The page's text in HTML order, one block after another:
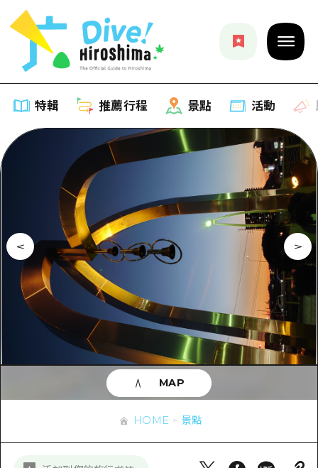
特輯 推薦行程 景點 活動
特輯
推薦
藝術
活動·廟會
美食·酒水
購物
運動
夜晚生活
推薦行程
列表
Dive! Hiroshima 官方向導
廣島隨意旅行
廣島市內
安芸
答對了
景點
列表
廣島市內
答對了
美北
活動
即時訊息
有用的信息
列表
HOME 景點
MAP